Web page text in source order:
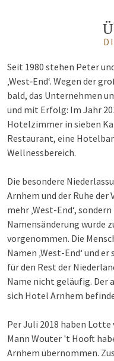
Seit 1980 stehen Peter
‚West‑End‘. Wegen der
bald, das Unternehmen
und mit Erfolg: Im Jahr
Hotelzimmer in sieben
Restaurant, eine Hotelbar
Wellnessbereich.
Die besondere
Arnhem und der Ruhe
mehr ‚West-End‘,
Namensänderung wurde
vorgenommen. Die
Namen ‚West-End‘ und
für den Rest der
Name nicht geläufig. Der
sich Hotel Arnhem
Per Juli 2018 haben Lotte
Mann Wouter 't Hooft
Arnhem übernommen.